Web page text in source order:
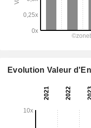
Evolution Valeur